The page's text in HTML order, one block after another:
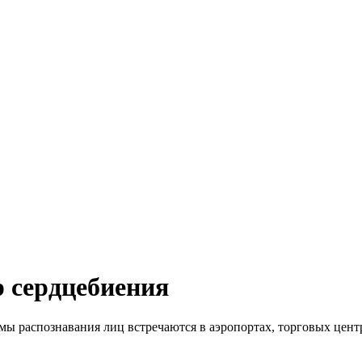
распознавания лиц встречаются в аэропортах, торговых